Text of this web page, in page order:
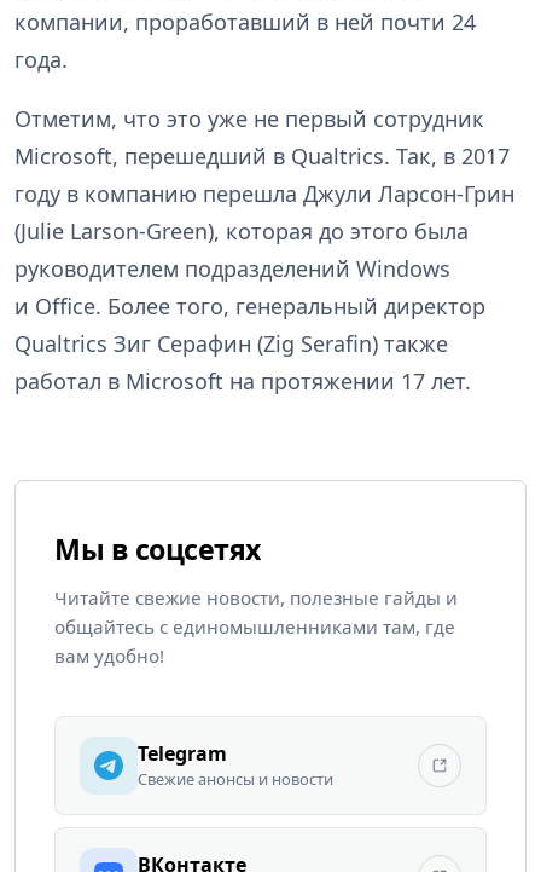
компании, проработавший в ней почти 24
года.
Отметим, что это уже не первый сотрудник
Microsoft, перешедший в Qualtrics. Так, в 2017
году в компанию перешла Джули Ларсон-Грин
(Julie Larson-Green), которая до этого была
руководителем подразделений Windows
и Office. Более того, генеральный директор
Qualtrics Зиг Серафин (Zig Serafin) также
работал в Microsoft на протяжении 17 лет.
Мы в соцсетях
Читайте свежие новости, полезные гайды и
общайтесь с единомышленниками там, где
вам удобно!
Telegram
Свежие анонсы и новости
ВКонтакте